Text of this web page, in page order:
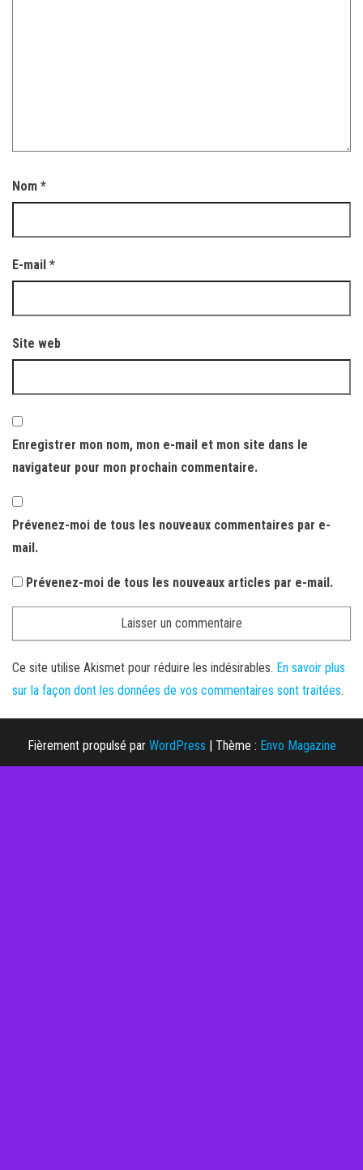
Nom *
E-mail *
Site web
Enregistrer mon nom, mon e-mail et mon site dans le
navigateur pour mon prochain commentaire.
Prévenez-moi de tous les nouveaux commentaires par e-
mail.
Prévenez-moi de tous les nouveaux articles par e-mail.
Ce site utilise Akismet pour réduire les indésirables. En savoir plus
sur la façon dont les données de vos commentaires sont traitées.
Fièrement propulsé par WordPress | Thème : Envo Magazine